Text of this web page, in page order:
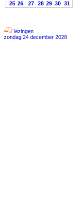
25 26 27 28 29 30 31
lezingen
zondag 24 december 2028